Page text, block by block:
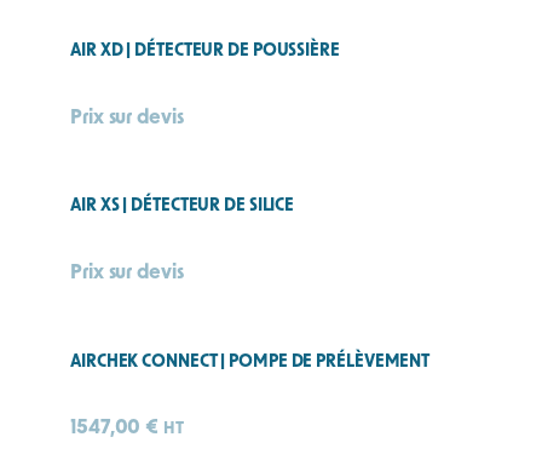
AIR XD | DÉTECTEUR DE POUSSIÈRE
Prix sur devis
AIR XS | DÉTECTEUR DE SILICE
Prix sur devis
AIRCHEK CONNECT | POMPE DE PRÉLÈVEMENT
1547,00 € HT